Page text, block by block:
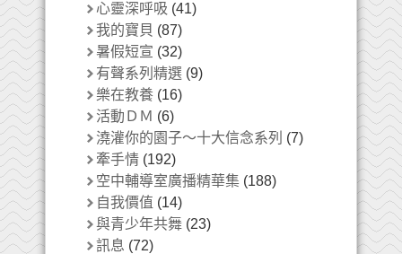
心靈深呼吸 (41)
我的寶貝 (87)
暑假短宣 (32)
有聲系列精選 (9)
樂在教養 (16)
活動ＤＭ (6)
澆灌你的園子～十大信念系列 (7)
牽手情 (192)
空中輔導室廣播精華集 (188)
自我價值 (14)
與青少年共舞 (23)
訊息 (72)